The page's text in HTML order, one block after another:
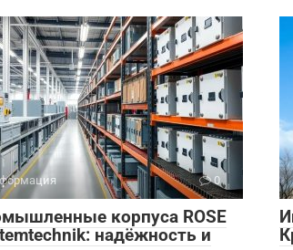
0
корпуса ROSE
надёжность и